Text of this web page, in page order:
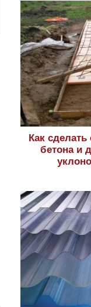
Как сделать
бетона и